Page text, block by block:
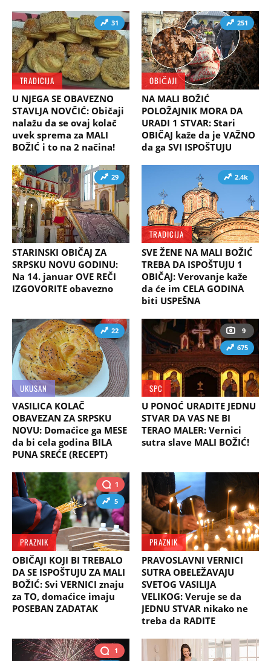
31
TRADICIJA
U NJEGA SE OBAVEZNO
STAVLJA NOVČIĆ: Običaji
nalažu da se ovaj kolač
uvek sprema za MALI
BOŽIĆ i to na 2 načina!
251
OBIČAJI
NA MALI BOŽIĆ
POLOŽAJNIK MORA DA
URADI 1 STVAR: Stari
OBIČAJ kaže da je VAŽNO
da ga SVI ISPOŠTUJU
29
STARINSKI OBIČAJ ZA
SRPSKU NOVU GODINU:
Na 14. januar OVE REČI
IZGOVORITE obavezno
2.4k
TRADICIJA
SVE ŽENE NA MALI BOŽIĆ
TREBA DA ISPOŠTUJU 1
OBIČAJ: Verovanje kaže
da će im CELA GODINA
biti USPEŠNA
22
UKUSAN
VASILICA KOLAČ
OBAVEZAN ZA SRPSKU
NOVU: Domaćice ga MESE
da bi cela godina BILA
PUNA SREĆE (RECEPT)
9
675
SPC
U PONOĆ URADITE JEDNU
STVAR DA VAS NE BI
TERAO MALER: Vernici
sutra slave MALI BOŽIĆ!
1
5
PRAZNIK
OBIČAJI KOJI BI TREBALO
DA SE ISPOŠTUJU ZA MALI
BOŽIĆ: Svi VERNICI znaju
za TO, domaćice imaju
POSEBAN ZADATAK
PRAZNIK
PRAVOSLAVNI VERNICI
SUTRA OBELEŽAVAJU
SVETOG VASILIJA
VELIKOG: Veruje se da
JEDNU STVAR nikako ne
treba da RADITE
1